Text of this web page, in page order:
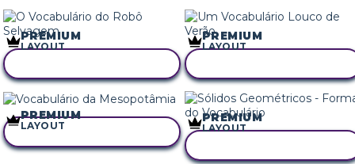
PREMIUM
LAYOUT
PREMIUM
LAYOUT
COPIE ESTE STORYBOARD
PREMIUM
LAYOUT
PREMIUM
LAYOUT